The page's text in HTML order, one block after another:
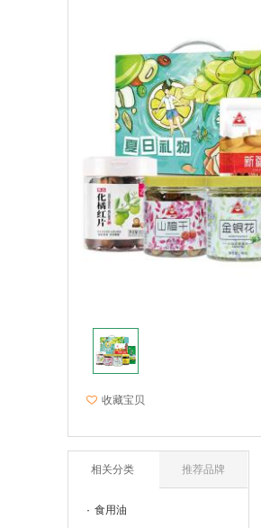
收藏宝贝
相关分类 推荐品牌
食用油